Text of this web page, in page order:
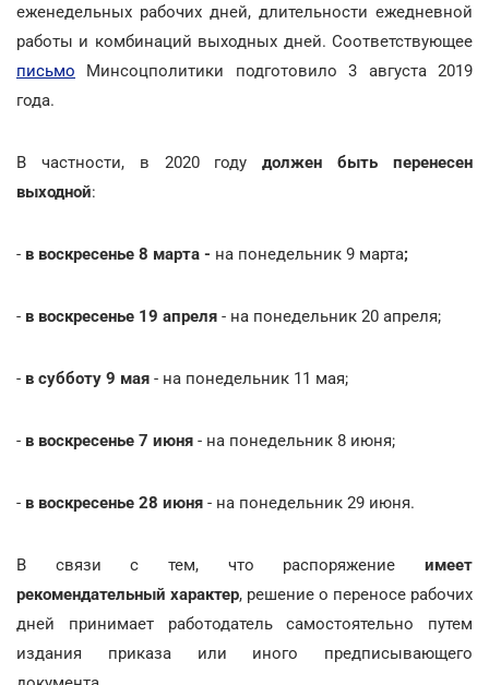
еженедельных рабочих дней, длительности ежедневной
работы и комбинаций выходных дней. Соответствующее
письмо Минсоцполитики подготовило 3 августа 2019
года.
В частности, в 2020 годудолжен быть перенесен
выходной:
- в воскресенье 8 марта - на понедельник 9 марта;
- в воскресенье 19 апреля - на понедельник 20 апреля;
- в субботу 9 мая - на понедельник 11 мая;
- в воскресенье 7 июня - на понедельник 8 июня;
- в воскресенье 28 июня - на понедельник 29 июня.
В связи с тем, что распоряжение имеет
рекомендательный характер, решение о переносе рабочих
дней принимает работодатель самостоятельно путем
издания приказа или иного предписывающего